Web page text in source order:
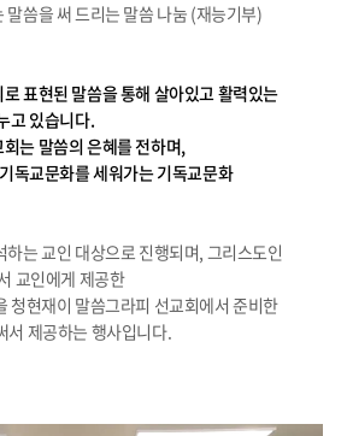
말씀을 써 드리는 말씀 나눔 (재능기부)
표현된 말씀을 통해 살아있고 활력있는
고 있습니다.
는 말씀의 은혜를 전하며,
독교문화를 세워가는 기독교문화
는 교인 대상으로 진행되며, 그리스도인
교인에게 제공한
청현재이 말씀그라피 선교회에서 준비한
서 제공하는 행사입니다.